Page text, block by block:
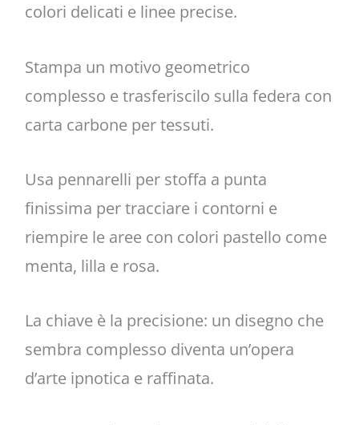
colori delicati e linee precise.
Stampa un motivo geometrico
complesso e trasferiscilo sulla federa con
carta carbone per tessuti.
Usa pennarelli per stoffa a punta
finissima per tracciare i contorni e
riempire le aree con colori pastello come
menta, lilla e rosa.
La chiave è la precisione: un disegno che
sembra complesso diventa un’opera
d’arte ipnotica e raffinata.